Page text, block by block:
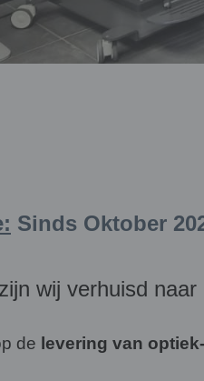
Sinds Oktober
wij verhuisd naar
de levering van